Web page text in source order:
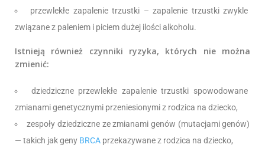
przewlekłe zapalenie trzustki – zapalenie trzustki zwykle
związane z paleniem i piciem dużej ilości alkoholu.
Istnieją również czynniki ryzyka, których nie można
zmienić:
dziedziczne przewlekłe zapalenie trzustki spowodowane
zmianami genetycznymi przeniesionymi z rodzica na dziecko,
zespoły dziedziczne ze zmianami genów (mutacjami genów)
— takich jak geny BRCA przekazywane z rodzica na dziecko,